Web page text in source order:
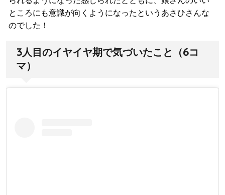
ところにも意識が向くようになったというあさひさんな
のでした！
3人目のイヤイヤ期で気づいたこと（6コ
マ）